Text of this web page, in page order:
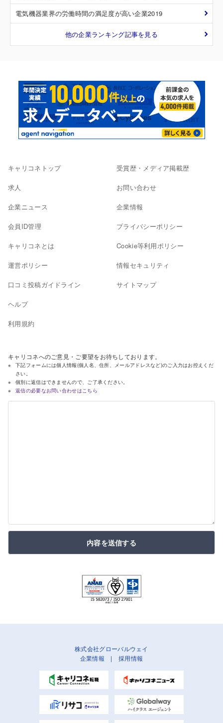
電気機器業界の労働時間の満足度が高い企業2019
他の企業ランキング記事を見る
キャリコネトップ
求人
企業ニュース
会員ID管理
キャリコネとは
運営ポリシー
口コミ投稿ガイドライン
ヘルプ
利用規約
受賞歴・メディア掲載歴
お問い合わせ
企業情報
プライバシーポリシー
Cookie等利用ポリシー
情報セキュリティ
サイトマップ
キャリコネへのご意見・ご要望をお待ちしております。
下記フォームには個人情報(個人名、住所、メールアドレスなど)のご入力はお控えくだ
さい。
個別に返信はできませんので、ご了承ください。
返信の必要なお問い合わせはこちら
内容を送信する
株式会社グローバルウェイ
企業情報 | 採用情報